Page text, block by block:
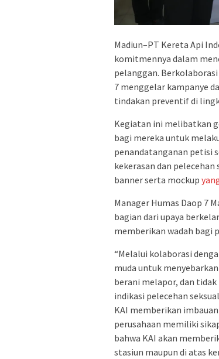
Madiun–PT Kereta Api
komitmennya dalam
pelanggan.
7 menggelar kampanye
tindakan preventif di
Kegiatan ini melibatkan
bagi mereka untuk
penandatanganan petisi
kekerasan dan
banner serta mockup
Manager Humas Daop 7
bagian dari upaya
memberikan wadah bagi
“Melalui kolaborasi
muda untuk
berani melapor, dan
indikasi pelecehan
KAI memberikan
perusahaan memiliki
bahwa KAI akan
stasiun maupun di atas